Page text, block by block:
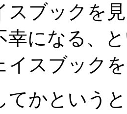
ブックを
幸になる、
イスブック
かという